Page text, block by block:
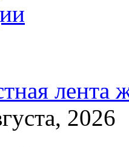
лента
2026